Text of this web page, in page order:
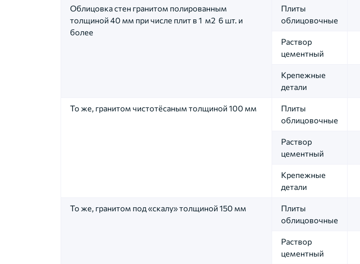
Облицовка стен гранитом полированным
толщиной 40 мм при числе плит в 1 м2 6 шт. и
более
Плиты
облицовочные
Раствор
цементный
Крепежные
детали
То же, гранитом чистотёсаным толщиной 100 мм
Плиты
облицовочные
Раствор
цементный
Крепежные
детали
То же, гранитом под «скалу» толщиной 150 мм
Плиты
облицовочные
Раствор
цементный